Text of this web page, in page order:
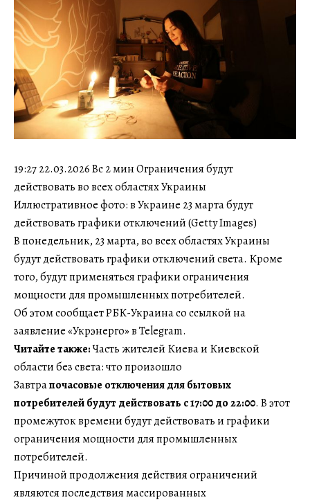
19:27 22.03.2026 Вс 2 мин Ограничения будут
действовать во всех областях Украины
Иллюстративное фото: в Украине 23 марта будут
действовать графики отключений (Getty Images)
В понедельник, 23 марта, во всех областях Украины
будут действовать графики отключений света. Кроме
того, будут применяться графики ограничения
мощности для промышленных потребителей.
Об этом сообщает РБК-Украина со ссылкой на
заявление «Укрэнерго» в Telegram.
Читайте также:Часть жителей Киева и Киевской
области без света: что произошло
Завтрапочасовые отключения для бытовых
потребителей будут действовать с 17:00 до 22:00. В этот
промежуток времени будут действовать и графики
ограничения мощности для промышленных
потребителей.
Причиной продолжения действия ограничений
являются последствия массированных